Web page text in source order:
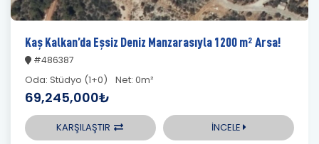
Kaş Kalkan’da Eşsiz Deniz Manzarasıyla 1200 m² Arsa!
#486387
Oda: Stüdyo (1+0) Net: 0m²
69,245,000₺
KARŞILAŞTIR İNCELE